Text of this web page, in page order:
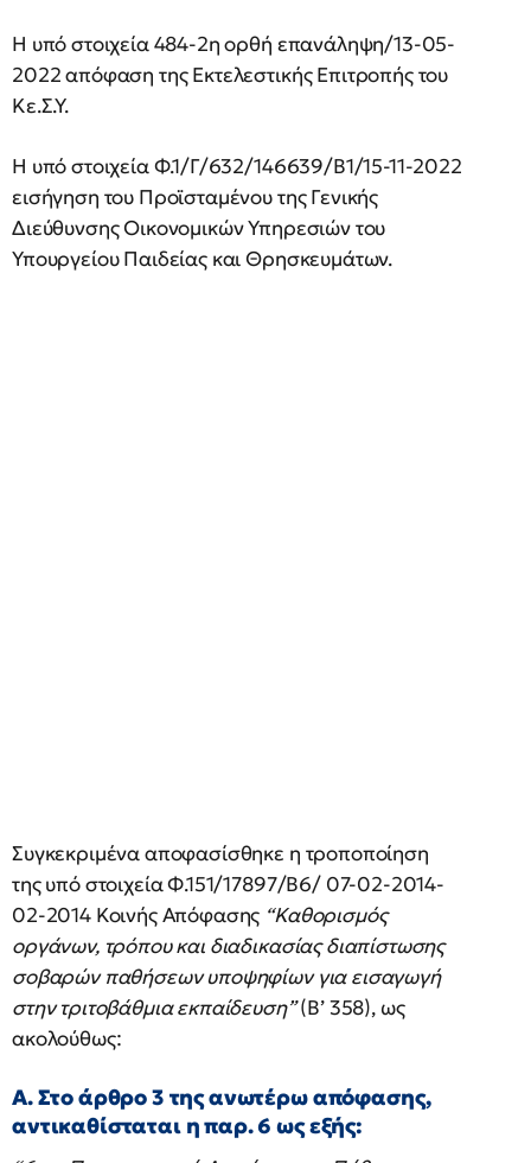
Η υπό στοιχεία 484-2η ορθή επανάληψη/13-05-
2022 απόφαση της Εκτελεστικής Επιτροπής του
Κε.Σ.Υ.
Η υπό στοιχεία Φ.1/Γ/632/146639/Β1/15-11-2022
εισήγηση του Προϊσταμένου της Γενικής
Διεύθυνσης Οικονομικών Υπηρεσιών του
Υπουργείου Παιδείας και Θρησκευμάτων.
Συγκεκριμένα αποφασίσθηκε η τροποποίηση
της υπό στοιχεία Φ.151/17897/Β6/ 07-02-2014-
02-2014 Κοινής Απόφασης “Καθορισμός
οργάνων, τρόπου και διαδικασίας διαπίστωσης
σοβαρών παθήσεων υποψηφίων για εισαγωγή
στην τριτοβάθμια εκπαίδευση”(Β’ 358), ως
ακολούθως:
Α. Στο άρθρο 3 της ανωτέρω απόφασης,
αντικαθίσταται η παρ. 6 ως εξής: